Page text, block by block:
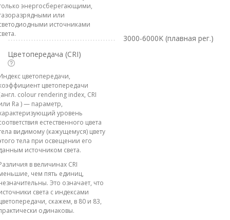
энергосберегающими,
или
источниками
3000-6000K (плавная рег.)
Цветопередача (CRI)
цветопередачи,
цветопередачи
colour rendering index, CRI
Ra ) — параметр,
уровень
естественного цвета
видимому (кажущемуся) цвету
тела при освещении его
источником света.
в величинах CRI
чем пять единиц,
Это означает, что
света с индексами
скажем, в 80 и 83,
одинаковы.